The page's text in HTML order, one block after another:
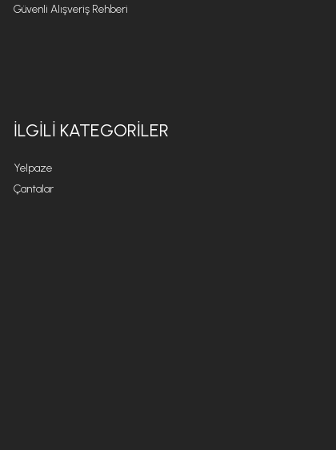
Güvenli Alışveriş Rehberi
İLGILI KATEGORILER
Yelpaze
Çantalar